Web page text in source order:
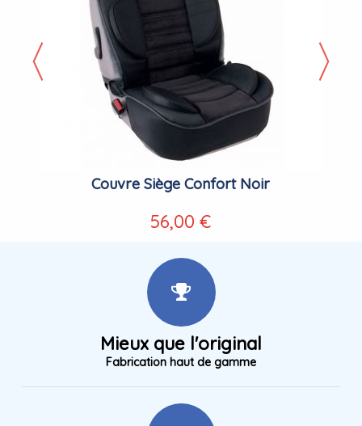
Couvre Siège Confort Noir
56,00 €
Mieux que l'original
Fabrication haut de gamme